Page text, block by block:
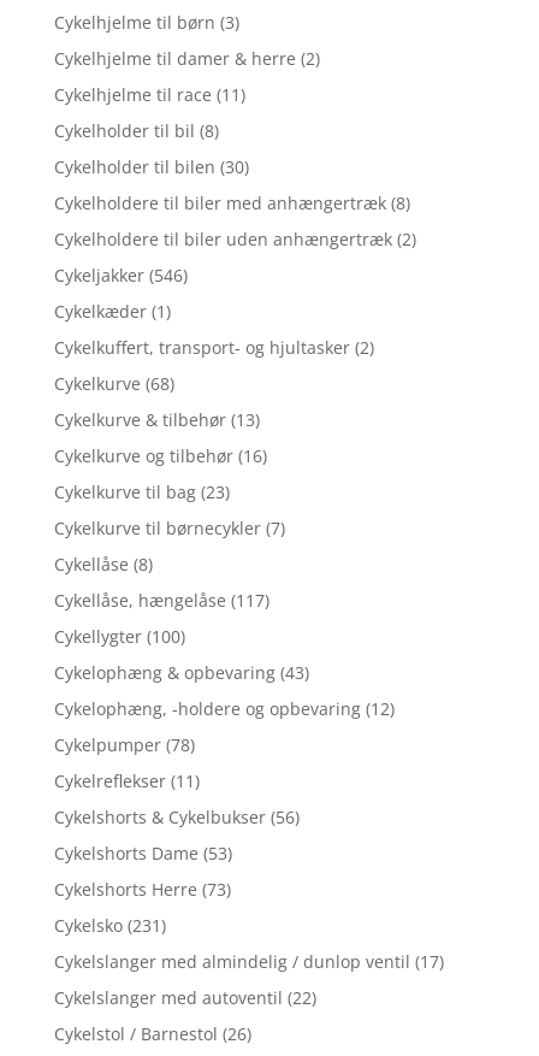
Cykelhjelme til børn (3)
Cykelhjelme til damer & herre (2)
Cykelhjelme til race (11)
Cykelholder til bil (8)
Cykelholder til bilen (30)
Cykelholdere til biler med anhængertræk (8)
Cykelholdere til biler uden anhængertræk (2)
Cykeljakker (546)
Cykelkæder (1)
Cykelkuffert, transport- og hjultasker (2)
Cykelkurve (68)
Cykelkurve & tilbehør (13)
Cykelkurve og tilbehør (16)
Cykelkurve til bag (23)
Cykelkurve til børnecykler (7)
Cykellåse (8)
Cykellåse, hængelåse (117)
Cykellygter (100)
Cykelophæng & opbevaring (43)
Cykelophæng, -holdere og opbevaring (12)
Cykelpumper (78)
Cykelreflekser (11)
Cykelshorts & Cykelbukser (56)
Cykelshorts Dame (53)
Cykelshorts Herre (73)
Cykelsko (231)
Cykelslanger med almindelig / dunlop ventil (17)
Cykelslanger med autoventil (22)
Cykelstol / Barnestol (26)